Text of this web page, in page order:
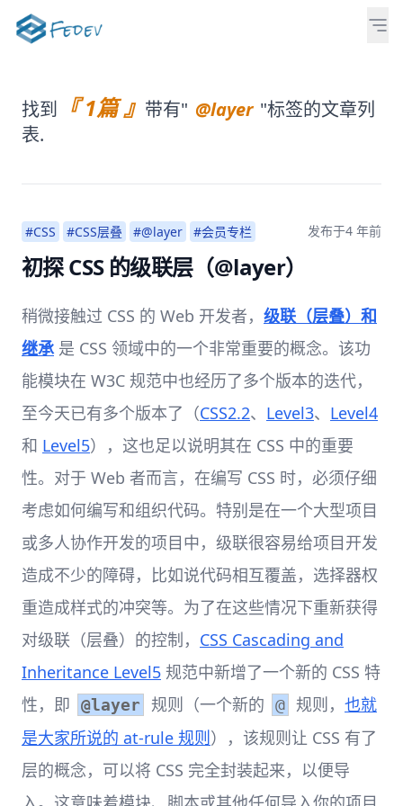
找到 『 1篇 』 带有" @layer "标签的文章列
表.
#CSS #CSS层叠 #@layer #会员专栏 发布于4 年前
初探 CSS 的级联层（@layer）
稍微接触过 CSS 的 Web 开发者， 级联（层叠）和
继承是 CSS 领域中的一个非常重要的概念。该功
能模块在 W3C 规范中也经历了多个版本的迭代，
至今天已有多个版本了（CSS2.2、 Level3、 Level4
和 Level5），这也足以说明其在 CSS 中的重要
性。对于 Web 者而言，在编写 CSS 时，必须仔细
考虑如何编写和组织代码。特别是在一个大型项目
或多人协作开发的项目中，级联很容易给项目开发
造成不少的障碍，比如说代码相互覆盖，选择器权
重造成样式的冲突等。为了在这些情况下重新获得
对级联（层叠）的控制， CSS Cascading and
Inheritance Level5 规范中新增了一个新的 CSS 特
性，即
@layer 规则（一个新的 @ 规则， 也就
是大家所说的 at-rule 规则），该规则让 CSS 有了
层的概念，可以将 CSS 完全封装起来，以便导